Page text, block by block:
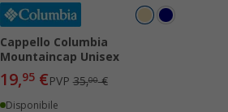
Cappello Columbia
Mountaincap Unisex
19,95€PVP35,00€
Disponibile